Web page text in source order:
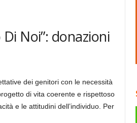
Noi”: donazioni
dei genitori con le necessità
di vita coerente e rispettoso
e le attitudini dell’individuo. Per